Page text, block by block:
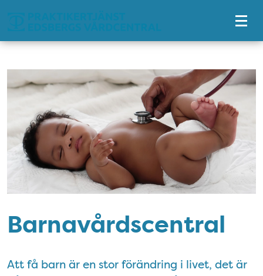
Barnavårdscentral
Att få barn är en stor förändring i livet, det är